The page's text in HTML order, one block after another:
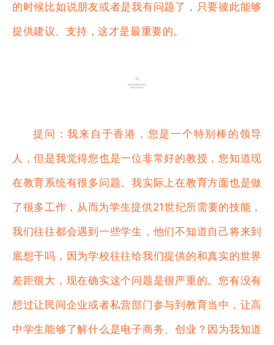
的时候比如说朋友或者是我有问题了，只要彼此能够
提供建议、支持，这才是最重要的。
提问：我来自于香港，您是一个特别棒的领导
人，但是我觉得您也是一位非常好的教授，您知道现
在教育系统有很多问题。我实际上在教育方面也是做
了很多工作，从而为学生提供21世纪所需要的技能，
我们往往都会遇到一些学生，他们不知道自己将来到
底想干吗，因为学校往往给我们提供的和真实的世界
差距很大，现在确实这个问题是很严重的。您有没有
想过让民间企业或者私营部门参与到教育当中，让高
中学生能够了解什么是电子商务、创业？因为我知道